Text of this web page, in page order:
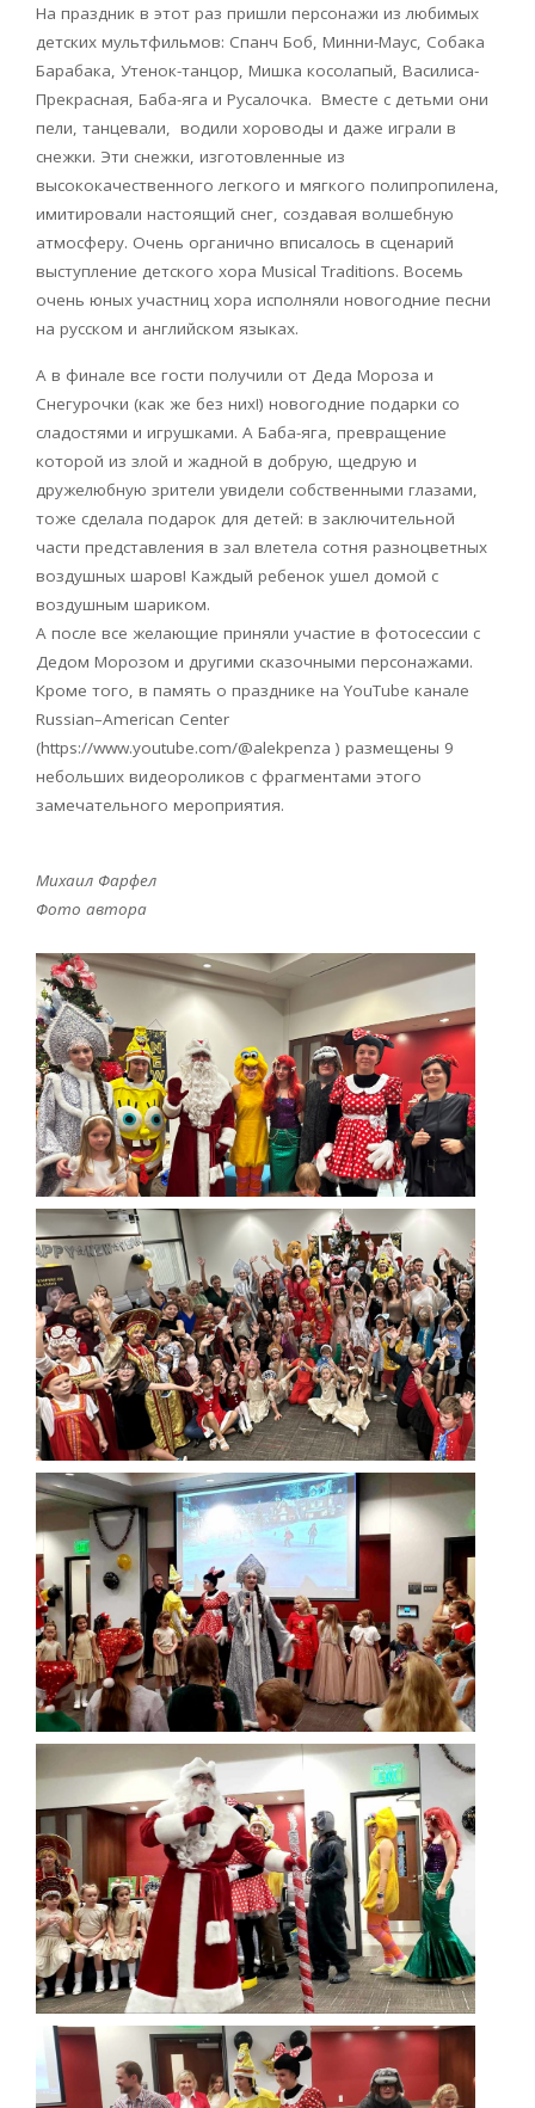
На праздник в этот раз пришли персонажи из любимых
детских мультфильмов: Спанч Боб, Минни-Маус, Собака
Барабака, Утенок-танцор, Мишка косолапый, Василиса-
Прекрасная, Баба-яга и Русалочка. Вместе с детьми они
пели, танцевали, водили хороводы и даже играли в
снежки. Эти снежки, изготовленные из
высококачественного легкого и мягкого полипропилена,
имитировали настоящий снег, создавая волшебную
атмосферу. Очень органично вписалось в сценарий
выступление детского хора Musical Traditions. Восемь
очень юных участниц хора исполняли новогодние песни
на русском и английском языках.
А в финале все гости получили от Деда Мороза и
Снегурочки (как же без них!) новогодние подарки со
сладостями и игрушками. А Баба-яга, превращение
которой из злой и жадной в добрую, щедрую и
дружелюбную зрители увидели собственными глазами,
тоже сделала подарок для детей: в заключительной
части представления в зал влетела сотня разноцветных
воздушных шаров! Каждый ребенок ушел домой с
воздушным шариком.
А после все желающие приняли участие в фотосессии с
Дедом Морозом и другими сказочными персонажами.
Кроме того, в память о празднике на YouTube канале
Russian–American Center
(https://www.youtube.com/@alekpenza ) размещены 9
небольших видеороликов с фрагментами этого
замечательного мероприятия.
Михаил Фарфел
Фото автора